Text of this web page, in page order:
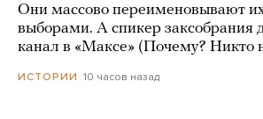
Они массово переименовывают
выборами. А спикер заксобрания
канал в «Максе» (Почему? Никто
ИСТОРИИ 10 часов назад